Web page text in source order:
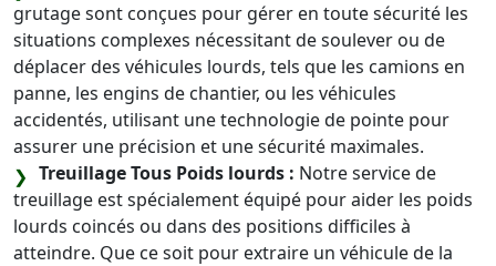
grutage sont conçues pour gérer en toute sécurité les
situations complexes nécessitant de soulever ou de
déplacer des véhicules lourds, tels que les camions en
panne, les engins de chantier, ou les véhicules
accidentés, utilisant une technologie de pointe pour
assurer une précision et une sécurité maximales.
Treuillage Tous Poids lourds : Notre service de
treuillage est spécialement équipé pour aider les poids
lourds coincés ou dans des positions difficiles à
atteindre. Que ce soit pour extraire un véhicule de la